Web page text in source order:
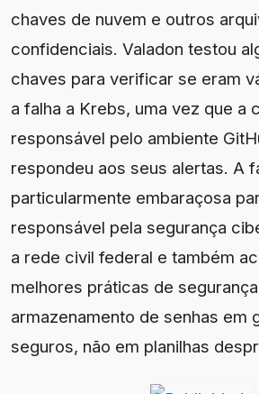
chaves de nuvem e outros
confidenciais. Valadon testou
chaves para verificar se eram
a falha a Krebs, uma vez que a
responsável pelo ambiente
respondeu aos seus alertas. A
particularmente embaraçosa
responsável pela segurança
a rede civil federal e também
melhores práticas de
armazenamento de senhas em
seguros, não em planilhas